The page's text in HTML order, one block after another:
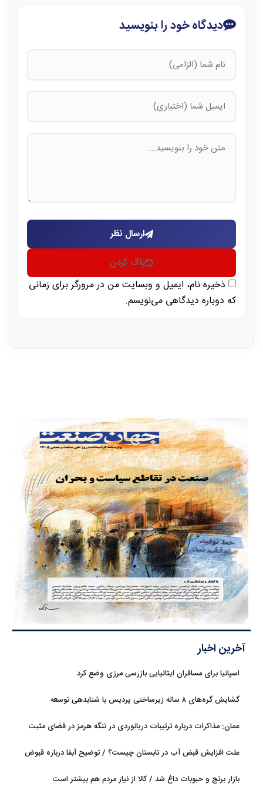
دیدگاه خود را بنویسید
ارسال نظر
پاک کردن
ذخیره نام، ایمیل و وبسایت من در مرورگر برای زمانی
که دوباره دیدگاهی می‌نویسم.
آخرین اخبار
اسپانیا برای مسافران ایتالیایی بازرسی مرزی وضع کرد
گشایش گره‌های ۸ ساله زیرساختی پردیس با شتابدهی توسعه
عمان: مذاکرات درباره ترتیبات دریانوردی در تنگه هرمز در فضای مثبت
علت افزایش قبض آب در تابستان چیست؟ / توضیح آبفا درباره قبوض
بازار برنج و حبوبات داغ شد / کالا از نیاز مردم هم بیشتر است